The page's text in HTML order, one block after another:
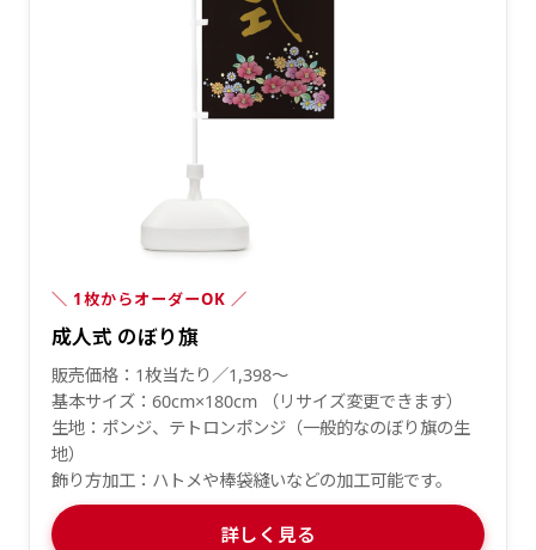
＼ 1枚からオーダーOK ／
成人式 のぼり旗
販売価格：1枚当たり／1,398〜
基本サイズ：60cm×180cm （リサイズ変更できます）
生地：ポンジ、テトロンポンジ（一般的なのぼり旗の生
地）
飾り方加工：ハトメや棒袋縫いなどの加工可能です。
詳しく見る